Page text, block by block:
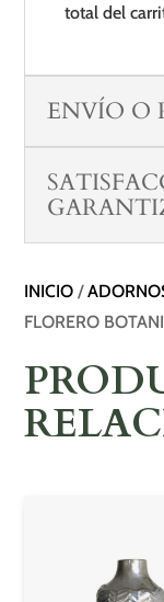
total del
ENVÍO O
INICIO /
FLORERO